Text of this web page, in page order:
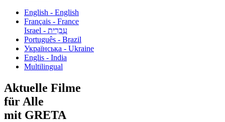
English - English
Français - France
עִבְרִית - Israel
Português - Brazil
Українська - Ukraine
Englis - India
Multilingual
Aktuelle Filme
für Alle
mit GRETA